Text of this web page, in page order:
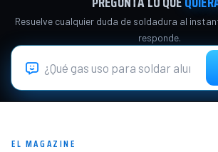
Resuelve cualquier duda de soldadura al
responde.
EL MAGAZINE